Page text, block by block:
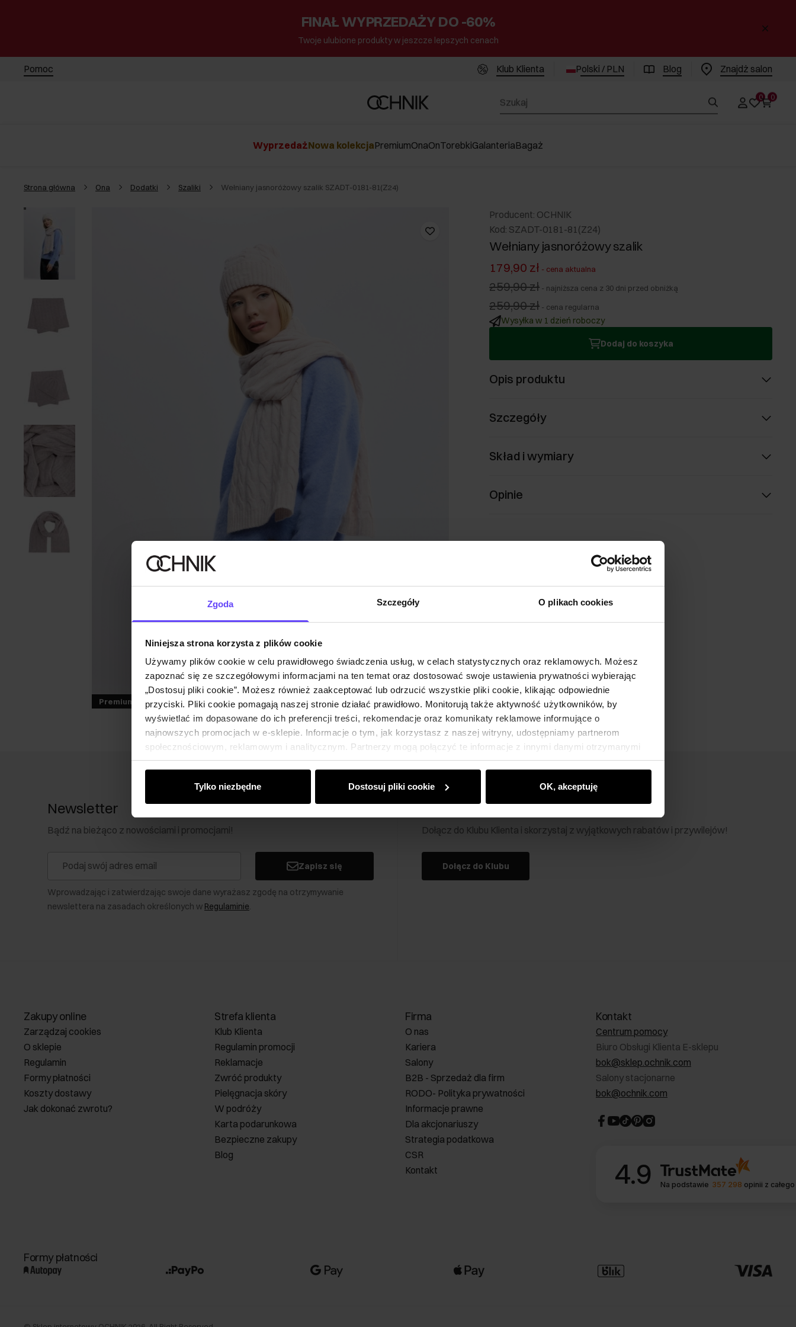
Zgoda Szczegóły O plikach cookies
Niniejsza strona korzysta z plików cookie
Używamy plików cookie w celu prawidłowego świadczenia usług, w celach statystycznych oraz reklamowych. Możesz
zapoznać się ze szczegółowymi informacjami na ten temat oraz dostosować swoje ustawienia prywatności wybierając
„Dostosuj pliki cookie”. Możesz również zaakceptować lub odrzucić wszystkie pliki cookie, klikając odpowiednie
przyciski. Pliki cookie pomagają naszej stronie działać prawidłowo. Monitorują także aktywność użytkowników, by
wyświetlać im dopasowane do ich preferencji treści, rekomendacje oraz komunikaty reklamowe informujące o
najnowszych promocjach w e-sklepie. Informacje o tym, jak korzystasz z naszej witryny, udostępniamy partnerom
społecznościowym, reklamowym i analitycznym. Partnerzy mogą połączyć te informacje z innymi danymi otrzymanymi
od Ciebie lub uzyskanymi podczas korzystania z ich usług.
Tylko niezbędne Dostosuj pliki cookie OK, akceptuję
FINAŁ WYPRZEDAŻY DO -60%
Twoje ulubione produkty w jeszcze lepszych cenach
Pomoc Klub Klienta Polski / PLN Blog Znajdż salon
0 0
WyprzedażNowa kolekcjaPremiumOnaOnTorebkiGalanteriaBagaż
Strona główna Ona Dodatki Szaliki Wełniany jasnoróżowy szalik SZADT-0181-81(Z24)
Premium
Producent: OCHNIK
Kod: SZADT-0181-81(Z24)
Wełniany jasnoróżowy szalik
179,90 zł - cena aktualna
259,90 zł - najniższa cena z 30 dni przed obniżką
259,90 zł - cena regularna
Wysyłka w 1 dzień roboczy
Dodaj do koszyka
Opis produktu
Szczegóły
Skład i wymiary
Opinie
Newsletter
Bądź na bieżąco z nowościami i promocjami!
Zapisz się
Wprowadzając i zatwierdzając swoje dane wyrażasz zgodę na otrzymywanie
newslettera na zasadach określonych w Regulaminie.
Klub Klienta Ochnik
Dołącz do Klubu Klienta i skorzystaj z wyjątkowych rabatów i przywilejów!
Dołącz do Klubu
Zakupy online
Zarządzaj cookies
O sklepie
Regulamin
Formy płatności
Koszty dostawy
Jak dokonać zwrotu?
Strefa klienta
Klub Klienta
Regulamin promocji
Reklamacje
Zwróć produkty
Pielęgnacja skóry
W podróży
Karta podarunkowa
Bezpieczne zakupy
Blog
Firma
O nas
Kariera
Salony
B2B - Sprzedaż dla firm
RODO- Polityka prywatności
Informacje prawne
Dla akcjonariuszy
Strategia podatkowa
CSR
Kontakt
Kontakt
Centrum pomocy
Biuro Obsługi Klienta E-sklepu
bok@sklep.ochnik.com
Salony stacjonarne
bok@ochnik.com
4.9 Na podstawie 357 298 opinii z
Formy płatności